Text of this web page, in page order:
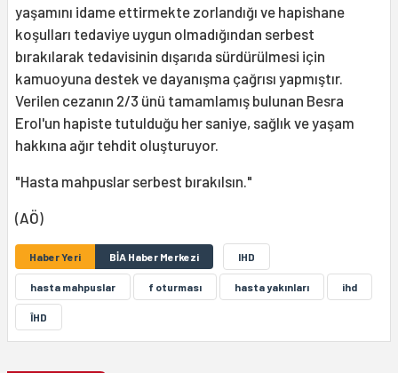
yaşamını idame ettirmekte zorlandığı ve hapishane
koşulları tedaviye uygun olmadığından serbest
bırakılarak tedavisinin dışarıda sürdürülmesi için
kamuoyuna destek ve dayanışma çağrısı yapmıştır.
Verilen cezanın 2/3 ünü tamamlamış bulunan Besra
Erol'un hapiste tutulduğu her saniye, sağlık ve yaşam
hakkına ağır tehdit oluşturuyor.
"Hasta mahpuslar serbest bırakılsın."
(AÖ)
Haber Yeri BİA Haber Merkezi IHD
hasta mahpuslar f oturması hasta yakınları ihd
ÎHD